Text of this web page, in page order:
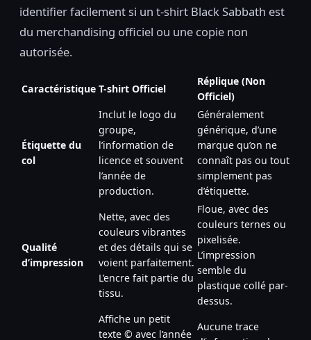
identifier facilement si un t-shirt Black Sabbath est
du merchandising officiel ou une copie non
autorisée.
Caractéristique T-shirt Officiel
Réplique (Non
Officiel)
Étiquette du
col
Inclut le logo du
groupe,
l’information de
licence et souvent
l’année de
production.
Généralement
générique, d’une
marque qu’on ne
connaît pas ou tout
simplement pas
d’étiquette.
Qualité
d’impression
Nette, avec des
couleurs vibrantes
et des détails qui se
voient parfaitement.
L’encre fait partie du
tissu.
Floue, avec des
couleurs ternes ou
pixelisée.
L’impression
semble du
plastique collé par-
dessus.
Affiche un petit
texte © avec l’année
Aucune trace